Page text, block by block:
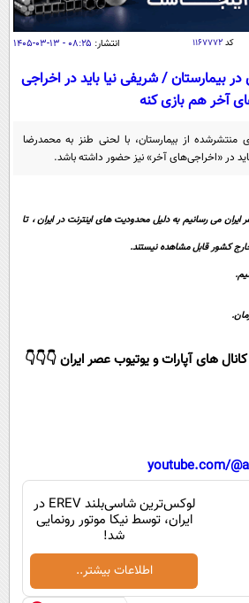
اقتصاد
اقتصادی
خودرو
جامعه
اجتماعی
حوادث
سلامت
ورزشی
بین الملل
سیاست خارجی
فرهنگ و هنر
فناوری و It
علمی
قرآن
گوناگون
حوادث
آشپزی
دانلود
کد ۱۱۶۷۷۷۲ انتشار: ۰۸:۲۵ - ۱۳-۰۳-۱۴۰۵
در بیمارستان / شریفی نیا باید در اخراجی
آخر هم بازی کنه
منتشرشده از بیمارستان، با لحنی طنز به محمدرضا
در «اخراجی‌های آخر» نیز حضور داشته باشد.
می رسانیم به دلیل محدودیت های اینترنت در ایران ، تا
کشور قابل مشاهده نیستند.
های آپارات و یوتیوب عصر ایران 👇👇👇
youtube.com/
لوکس‌ترین شاسی‌بلند EREV در
ایران، توسط نیکا موتور رونمایی
شد!
اطلاعات بیشتر..